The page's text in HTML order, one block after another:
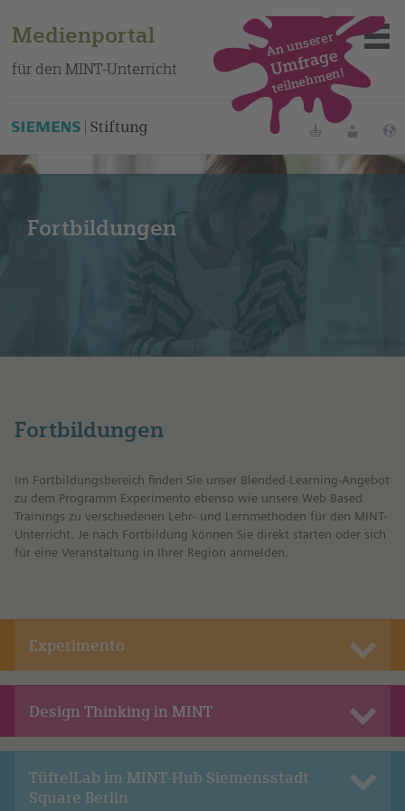
Medienportal
für den MINT-Unterricht
Über das Portal
Fortbildungen
Merklisten
An unserer
Umfrage
teilnehmen!
Fortbildungen
Fortbildungen
Im Fortbildungsbereich finden Sie unser Blended-Learning-Angebot
zu dem Programm Experimento ebenso wie unsere Web Based
Trainings zu verschiedenen Lehr- und Lernmethoden für den MINT-
Unterricht. Je nach Fortbildung können Sie direkt starten oder sich
für eine Veranstaltung in Ihrer Region anmelden.
Experimento
Design Thinking in MINT
TüftelLab im MINT-Hub Siemensstadt
Square Berlin